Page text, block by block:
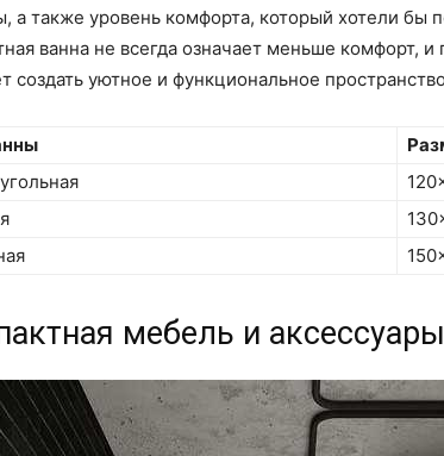
а также уровень комфорта, который хотели бы
ванна не всегда означает меньше комфорт,
создать уютное и функциональное
мебель и аксессуары